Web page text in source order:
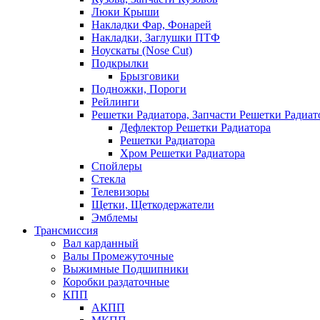
Люки Крыши
Накладки Фар, Фонарей
Накладки, Заглушки ПТФ
Ноускаты (Nose Cut)
Подкрылки
Брызговики
Подножки, Пороги
Рейлинги
Решетки Радиатора, Запчасти Решетки
Дефлектор Решетки Радиатора
Решетки Радиатора
Хром Решетки Радиатора
Спойлеры
Стекла
Телевизоры
Щетки, Щеткодержатели
Эмблемы
Трансмиссия
Вал карданный
Валы Промежуточные
Выжимные Подшипники
Коробки раздаточные
КПП
АКПП